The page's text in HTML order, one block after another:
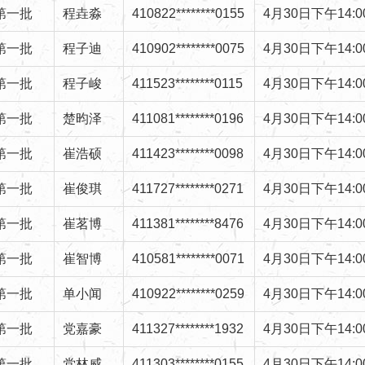
一批 程垚淼 410822********0155 4月 30日下午
一批 程子迪 410902********0075 4月 30日下午
一批 程子峻 411523********0115 4月 30日下午
一批 楚昀泽 411081********0196 4月 30日下午
一批 崔浩硕 411423********0098 4月 30日下午
一批 崔俊琪 411727********0271 4月 30日下午
一批 崔茗博 411381********8476 4月 30日下午
一批 崔智博 410581********0071 4月 30日下午
一批 单小闻 410922********0259 4月 30日下午
一批 党嘉豪 411327********1932 4月 30日下午